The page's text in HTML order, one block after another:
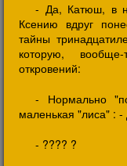
- Да, Катюш, в
Ксению вдруг
тайны
которую,
откровений:
- Нормально
маленькая "лиса" :
- ???? ?